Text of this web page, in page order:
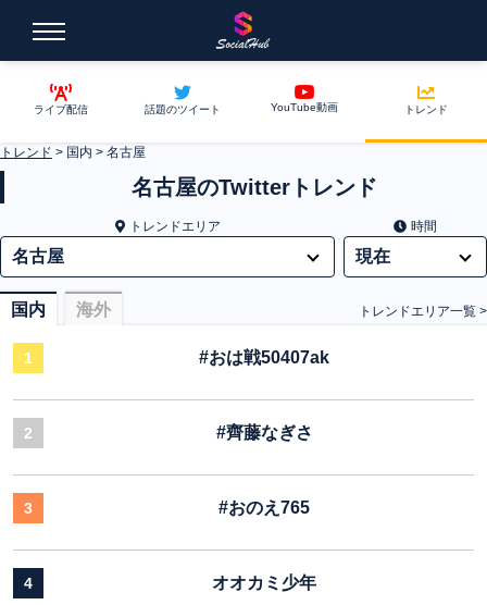
ライブ配信 話題のツイート YouTube動画 トレンド
トレンド > 国内 > 名古屋
名古屋のTwitterトレンド
トレンドエリア 時間
国内 海外 トレンドエリア一覧 >
1 #おは戦50407ak
2 #齊藤なぎさ
3 #おのえ765
4 オオカミ少年